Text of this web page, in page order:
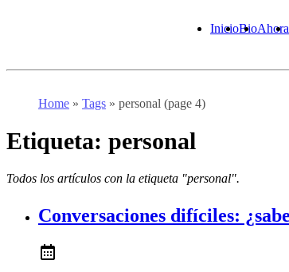
InicioBioAhora
Home » Tags » personal (page 4)
Etiqueta: personal
Todos los artículos con la etiqueta "personal".
Conversaciones difíciles: